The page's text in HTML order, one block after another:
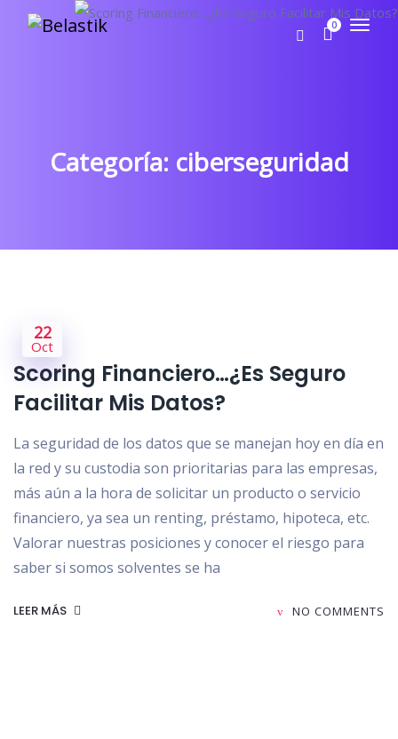
0
Categoría: ciberseguridad
22
Oct
Scoring Financiero…¿Es Seguro
Facilitar Mis Datos?
La seguridad de los datos que se manejan hoy en día en
la red y su custodia son prioritarias para las empresas,
más aún a la hora de solicitar un producto o servicio
financiero, ya sea un renting, préstamo, hipoteca, etc.
Valorar nuestras posiciones y conocer el riesgo para
saber si somos solventes se ha
LEER MÁS NO COMMENTS